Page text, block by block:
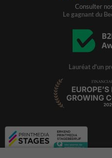
Consulter
Le gagnant du
Lauréat d'un